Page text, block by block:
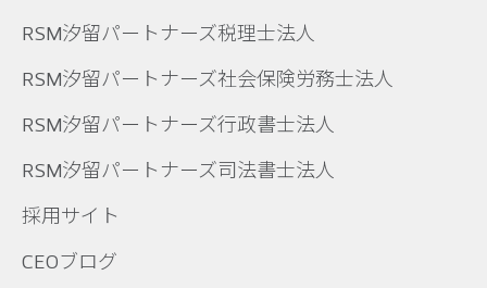
RSM汐留パートナーズ税理士法人
RSM汐留パートナーズ社会保険労務士法人
RSM汐留パートナーズ行政書士法人
RSM汐留パートナーズ司法書士法人
採用サイト
CEOブログ